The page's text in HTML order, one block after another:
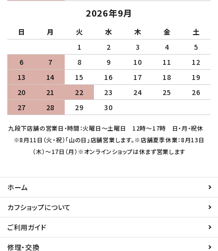
2026年9月
日 月 火 水 木 金
土
1
2 3 4
5
6
7 8 9 10 11
12
13
14 15 16 17 18
19
20
21 22 23 24 25
26
27
28 29 30
九段下店舗の営業日・時間：火曜日～土曜日 12時～17時 日・月・祝休
※8月11日（火・祝）「山の日」店舗営業します。※店舗夏季休業：8月13日
（木）～17日（月）※オンラインショップは休まず営業します
ホーム
カフショップについて
ご利用ガイド
修理・交換